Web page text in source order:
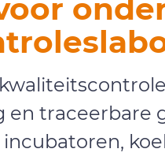
en traceerbare
incubatoren,